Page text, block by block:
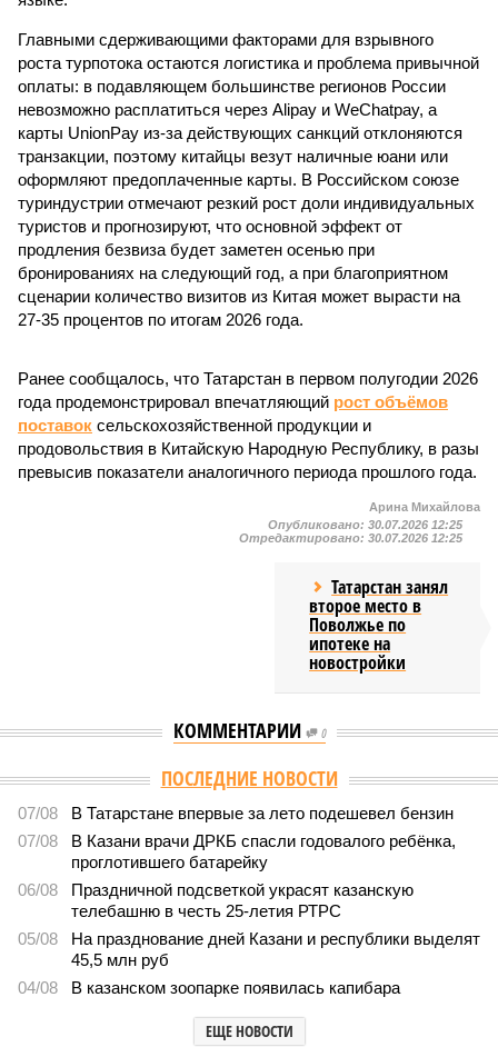
Главными сдерживающими факторами для взрывного
роста турпотока остаются логистика и проблема привычной
оплаты: в подавляющем большинстве регионов России
невозможно расплатиться через Alipay и WeChatpay, а
карты UnionPay из-за действующих санкций отклоняются
транзакции, поэтому китайцы везут наличные юани или
оформляют предоплаченные карты. В Российском союзе
туриндустрии отмечают резкий рост доли индивидуальных
туристов и прогнозируют, что основной эффект от
продления безвиза будет заметен осенью при
бронированиях на следующий год, а при благоприятном
сценарии количество визитов из Китая может вырасти на
27-35 процентов по итогам 2026 года.
Ранее сообщалось, что Татарстан в первом полугодии 2026
года продемонстрировал впечатляющий рост объёмов
поставок сельскохозяйственной продукции и
продовольствия в Китайскую Народную Республику, в разы
превысив показатели аналогичного периода прошлого года.
Арина Михайлова
Опубликовано: 30.07.2026 12:25
Отредактировано: 30.07.2026 12:25
Татарстан занял
второе место в
Поволжье по
ипотеке на
новостройки
КОММЕНТАРИИ 0
ПОСЛЕДНИЕ НОВОСТИ
07/08
В Татарстане впервые за лето подешевел бензин
07/08
В Казани врачи ДРКБ спасли годовалого ребёнка,
проглотившего батарейку
06/08
Праздничной подсветкой украсят казанскую
телебашню в честь 25-летия РТРС
05/08
На празднование дней Казани и республики выделят
45,5 млн руб
04/08
В казанском зоопарке появилась капибара
ЕЩЕ НОВОСТИ